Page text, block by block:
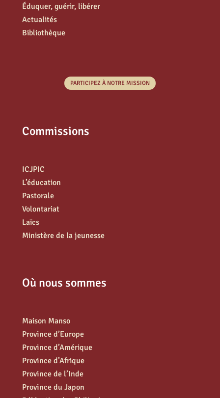
Éduquer, guérir, libérer
Actualités
Bibliothèque
PARTICIPEZ À NOTRE MISSION
Commissions
ICJPIC
L’éducation
Pastorale
Volontariat
Laïcs
Ministère de la jeunesse
Où nous sommes
Maison Manso
Province d’Europe
Province d’Amérique
Province d’Afrique
Province de l’Inde
Province du Japon